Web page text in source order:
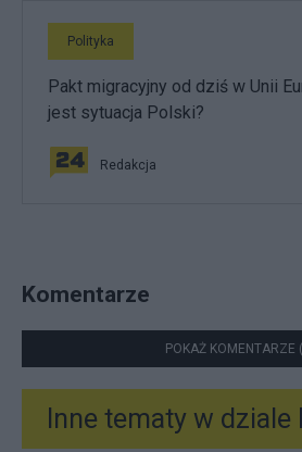
Polityka
Pakt migracyjny od dziś w Unii
jest sytuacja Polski?
Redakcja
Komentarze
POKAŻ KOMENTARZE
Inne tematy w dziale